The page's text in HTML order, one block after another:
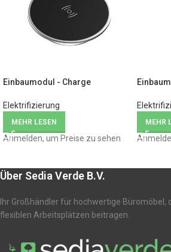
Einbaumodul - Charge
Elektrifizierung
MEHR LESEN
Anmelden, um Preise zu sehen
MEHR
Über Sedia Verde B.V.
Ihr Großhändler für hochwertige Büromöbel,
flexiblen Arbeitsplätzen beitragen.